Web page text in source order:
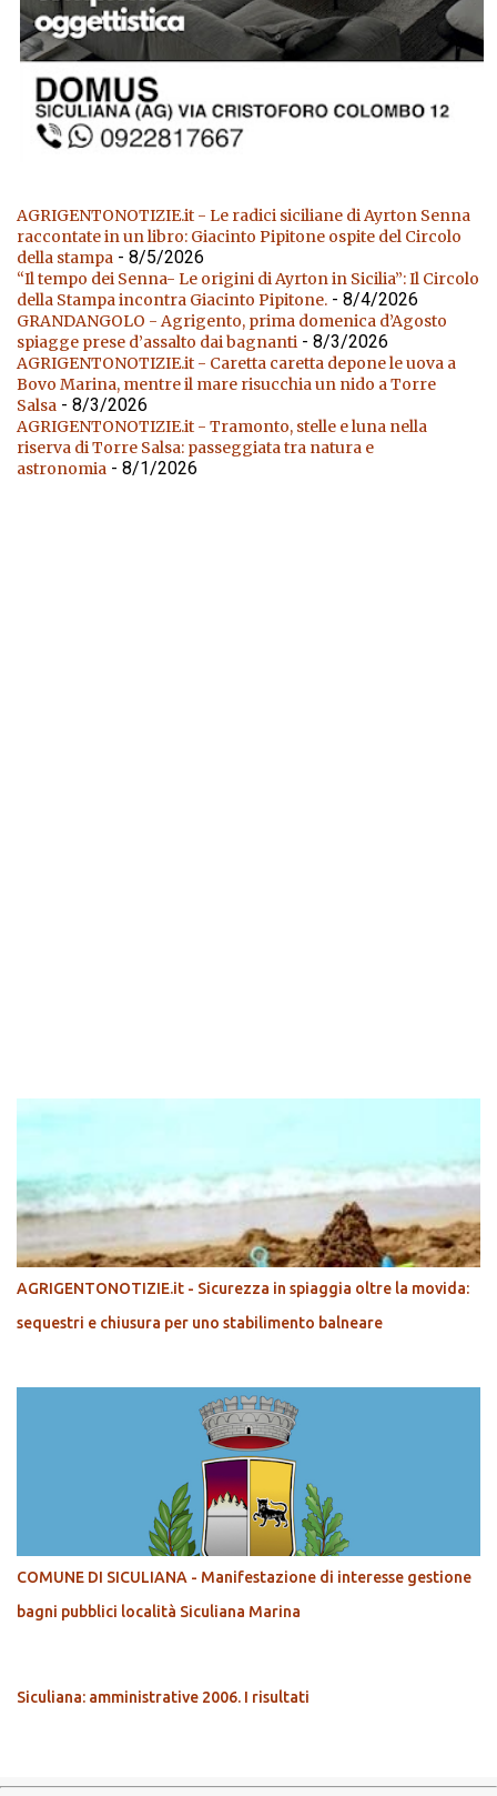
AGRIGENTONOTIZIE.it - Le radici siciliane di Ayrton Senna
raccontate in un libro: Giacinto Pipitone ospite del Circolo
della stampa - 8/5/2026
“Il tempo dei Senna- Le origini di Ayrton in Sicilia”: Il Circolo
della Stampa incontra Giacinto Pipitone. - 8/4/2026
GRANDANGOLO - Agrigento, prima domenica d’Agosto
spiagge prese d’assalto dai bagnanti - 8/3/2026
AGRIGENTONOTIZIE.it - Caretta caretta depone le uova a
Bovo Marina, mentre il mare risucchia un nido a Torre
Salsa - 8/3/2026
AGRIGENTONOTIZIE.it - Tramonto, stelle e luna nella
riserva di Torre Salsa: passeggiata tra natura e
astronomia - 8/1/2026
AGRIGENTONOTIZIE.it - Sicurezza in spiaggia oltre la movida:
sequestri e chiusura per uno stabilimento balneare
COMUNE DI SICULIANA - Manifestazione di interesse gestione
bagni pubblici località Siculiana Marina
Siculiana: amministrative 2006. I risultati